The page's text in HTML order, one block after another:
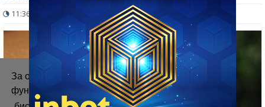
За осигуряване на правилното
функциониране на уебсайта ние използваме
11:36 ч. 330 0